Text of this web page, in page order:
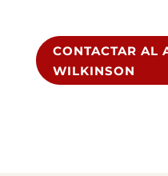
CONTACTAR AL
WILKINSON